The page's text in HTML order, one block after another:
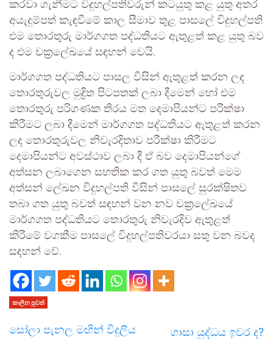
කරවා ගැනීමට විදුහල්පතිවරුන් කටයුතු කළ යුතු අතර
අයැදුම්පත් කැඳවීමේ කාල සීමාව තුළ පාසලේ විදුහල්පති
එම තොරතුරු මාර්ගගත පද්ධතියට ඇතුළත් කළ යුතු බව
ද එම චක්‍රලේඛයේ සඳහන් වෙයි.
මාර්ගගත පද්ධතියට පාසල විසින් ඇතුළත් කරන ලද
තොරතුරුවල මුද්‍රිත පිටපතක් ලබා දීමෙන් හෝ එම
තොරතුරු පරිගණක තිරය මත දෙමාපියන්ට පරීක්ෂා
කිරීමට ලබා දීමෙන් මාර්ගගත පද්ධතියට ඇතුළත් කරන
ලද තොරතුරුවල නිවැරදිතාව පරීක්ෂා කිරීමට
දෙමාපියන්ට අවස්ථාව ලබා දී ඒ බව දෙමාපියන්ගේ
අත්සන ලබාගෙන සහතික කර ගත යුතු බවත් මෙම
අත්සන් ලේඛන විදුහල්පති විසින් පාසලේ සුරක්ෂිතව
තබා ගත යුතු බවත් සඳහන් වන නව චක්‍රලේඛයේ
මාර්ගගත පද්ධතියට තොරතුරු නිවැරදිව ඇතුළත්
කිරීමේ වගකීම පාසලේ විදුහල්පතිවරයා සතු වන බවද
සඳහන් වේ.
කාලීන පුවත්
සෝලා පැනල මඟින් විදුලිය
ගාසා යුද්ධය ඉවර ද?